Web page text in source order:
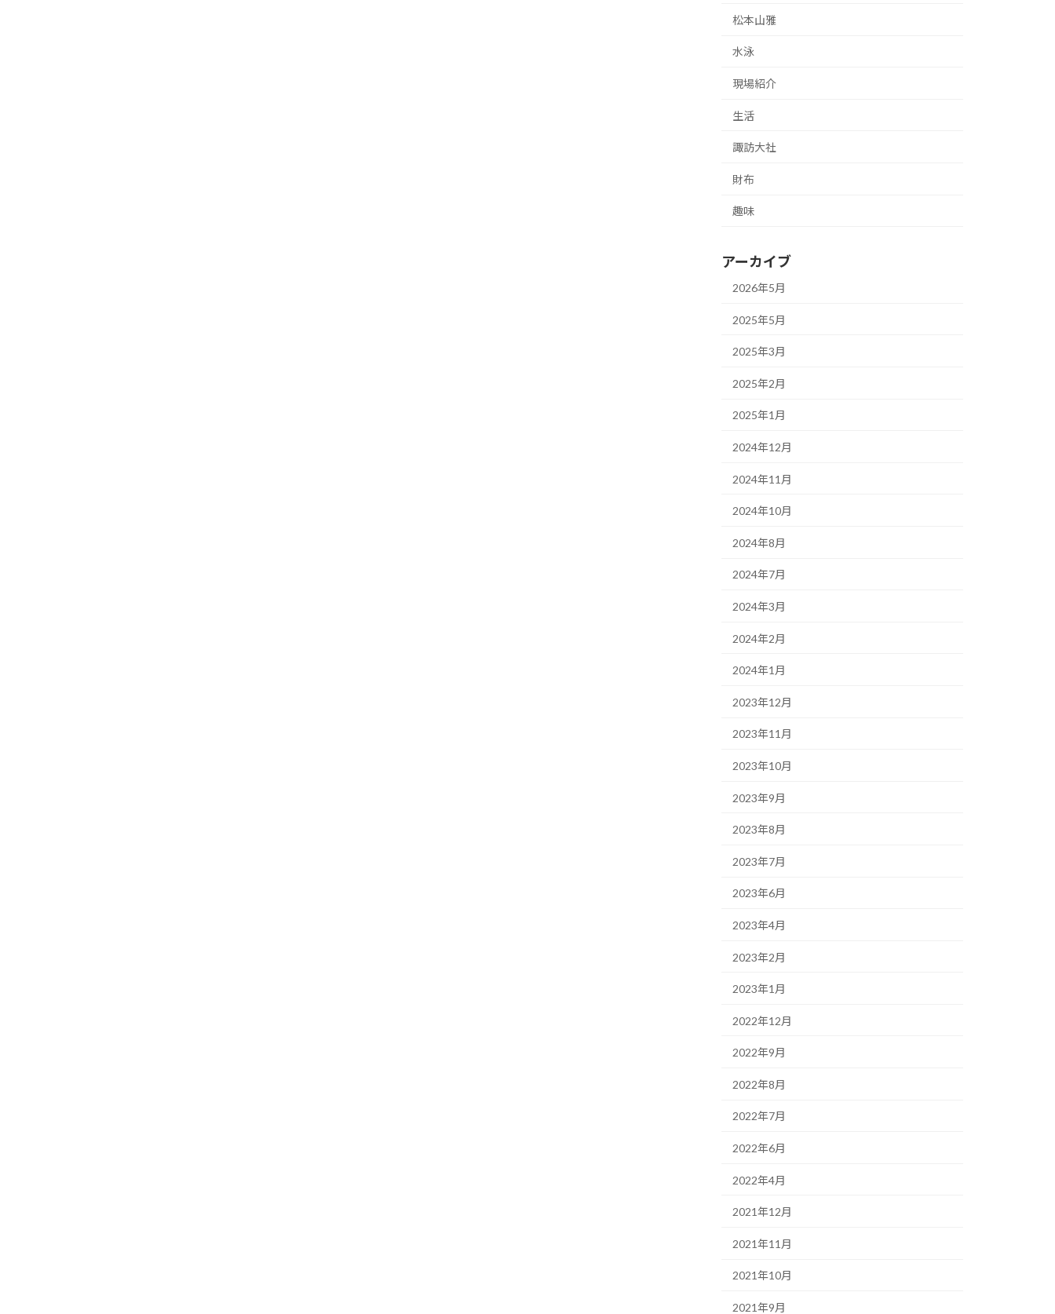
松本山雅
水泳
現場紹介
生活
諏訪大社
財布
趣味
アーカイブ
2026年5月
2025年5月
2025年3月
2025年2月
2025年1月
2024年12月
2024年11月
2024年10月
2024年8月
2024年7月
2024年3月
2024年2月
2024年1月
2023年12月
2023年11月
2023年10月
2023年9月
2023年8月
2023年7月
2023年6月
2023年4月
2023年2月
2023年1月
2022年12月
2022年9月
2022年8月
2022年7月
2022年6月
2022年4月
2021年12月
2021年11月
2021年10月
2021年9月